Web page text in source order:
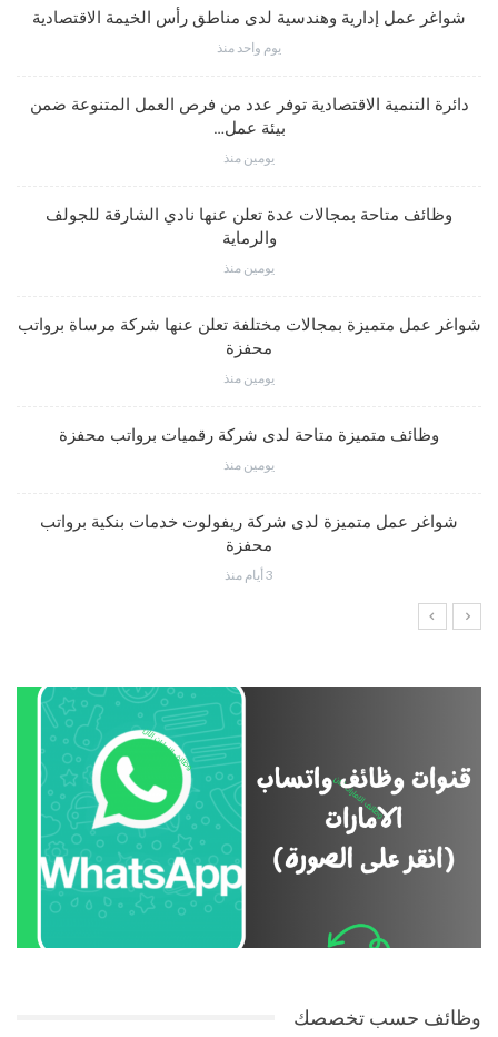
شواغر عمل إدارية وهندسية لدى مناطق رأس الخيمة الاقتصادية
يوم واحد منذ
دائرة التنمية الاقتصادية توفر عدد من فرص العمل المتنوعة ضمن
بيئة عمل…
يومين منذ
وظائف متاحة بمجالات عدة تعلن عنها نادي الشارقة للجولف
والرماية
يومين منذ
شواغر عمل متميزة بمجالات مختلفة تعلن عنها شركة مرساة برواتب
محفزة
يومين منذ
وظائف متميزة متاحة لدى شركة رقميات برواتب محفزة
يومين منذ
شواغر عمل متميزة لدى شركة ريفولوت خدمات بنكية برواتب
محفزة
3 أيام منذ
وظائف حسب تخصصك